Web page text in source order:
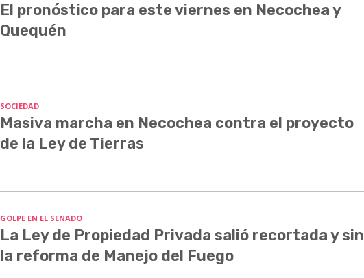
El pronóstico para este viernes en Necochea y
Quequén
SOCIEDAD
Masiva marcha en Necochea contra el proyecto
de la Ley de Tierras
GOLPE EN EL SENADO
La Ley de Propiedad Privada salió recortada y sin
la reforma de Manejo del Fuego